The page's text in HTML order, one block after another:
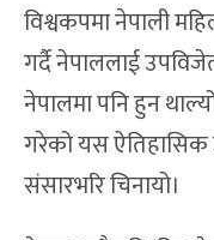
विश्वकपमा नेपाली
गर्दै नेपाललाई
नेपालमा पनि हुन
गरेको यस
संसारभरि चिनायो।